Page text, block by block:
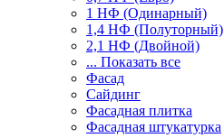
1 НФ (Одинарный)
1,4 НФ (Полуторный)
2,1 НФ (Двойной)
... Показать все
Фасад
Сайдинг
Фасадная плитка
Фасадная штукатурка